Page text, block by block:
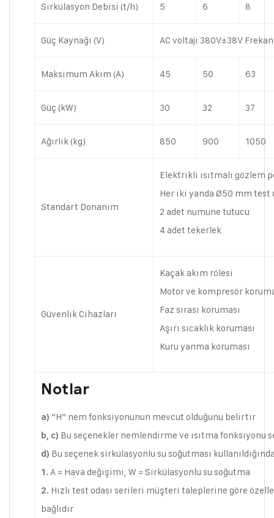
Sirkülasyon Debisi (t/h) 5 6 8
Güç Kaynağı (V) AC voltajı 380V±38V
Maksimum Akım (A) 45 50 63
Güç (kW) 30 32 37
Ağırlık (kg) 850 900 1050
Standart Donanım
Elektrikli ısıtmalı gözlem
Her iki yanda Ø50 mm test
2 adet numune tutucu
4 adet tekerlek
Güvenlik Cihazları
Kaçak akım rölesi
Motor ve kompresör
Faz sırası koruması
Aşırı sıcaklık koruması
Kuru yanma koruması
Notlar
a) “H” nem fonksiyonunun mevcut olduğunu belirtir
b, c) Bu seçenekler nemlendirme ve ısıtma fonksiyonu
d) Bu seçenek sirkülasyonlu su soğutması
1. A = Hava değişimi, W = Sirkülasyonlu su soğutma
2. Hızlı test odası serileri müşteri taleplerine göre
bağlıdır